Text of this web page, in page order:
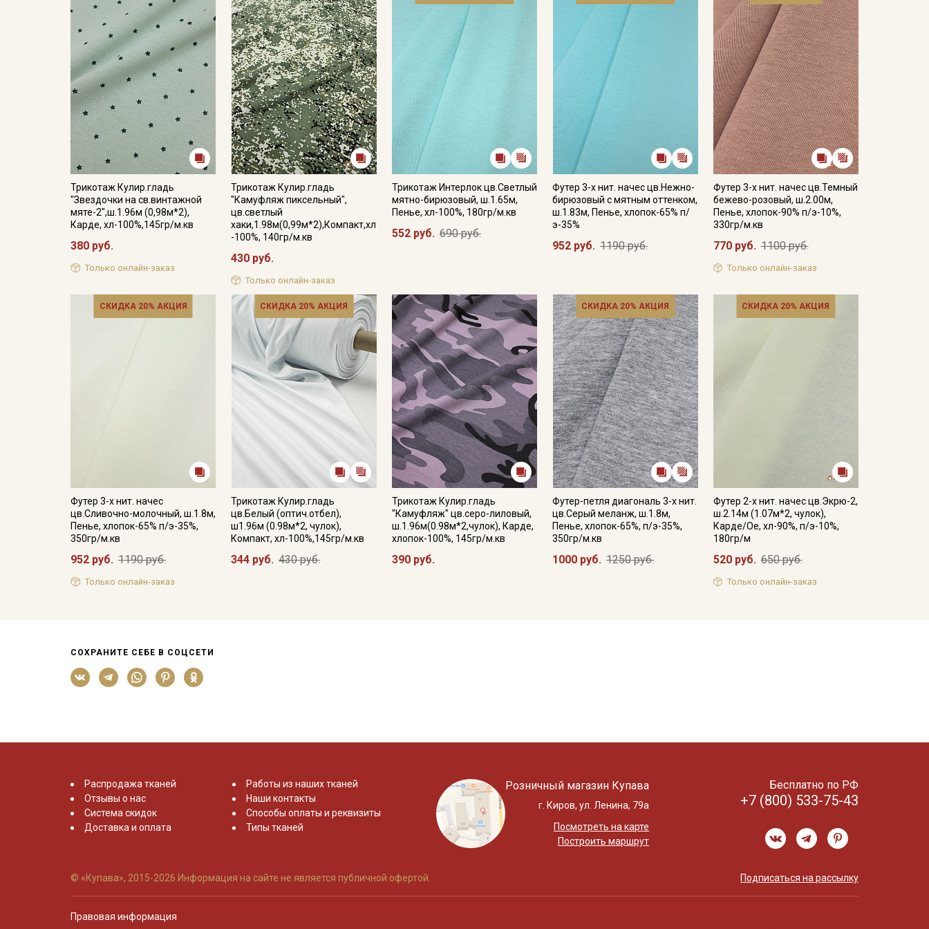
Трикотаж Кулир.гладь
"Звездочки на св.винтажной
мяте-2",ш.1.96м (0,98м*2),
Карде, хл-100%,145гр/м.кв
380 руб.
Только онлайн-заказ
Трикотаж Кулир.гладь
"Камуфляж пиксельный",
цв.светлый
хаки,1.98м(0,99м*2),Компакт,хл
-100%, 140гр/м.кв
430 руб.
Только онлайн-заказ
Трикотаж Интерлок цв.Светлый
мятно-бирюзовый, ш.1.65м,
Пенье, хл-100%, 180гр/м.кв
552 руб. 690 руб.
Футер 3-х нит. начес цв.Нежно-
бирюзовый с мятным оттенком,
ш.1.83м, Пенье, хлопок-65% п/
э-35%
952 руб. 1190 руб.
Футер 3-х нит. начес цв.Темный
бежево-розовый, ш.2.00м,
Пенье, хлопок-90% п/э-10%,
330гр/м.кв
770 руб. 1100 руб.
Только онлайн-заказ
СКИДКА 20% АКЦИЯ
Футер 3-х нит. начес
цв.Сливочно-молочный, ш.1.8м,
Пенье, хлопок-65% п/э-35%,
350гр/м.кв
952 руб. 1190 руб.
Только онлайн-заказ
СКИДКА 20% АКЦИЯ
Трикотаж Кулир.гладь
цв.Белый (оптич.отбел),
ш1.96м (0.98м*2, чулок),
Компакт, хл-100%,145гр/м.кв
344 руб. 430 руб.
Трикотаж Кулир.гладь
"Камуфляж" цв.серо-лиловый,
ш.1.96м(0.98м*2,чулок), Карде,
хлопок-100%, 145гр/м.кв
390 руб.
СКИДКА 20% АКЦИЯ
Футер-петля диагональ 3-х нит.
цв.Серый меланж, ш.1.8м,
Пенье, хлопок-65%, п/э-35%,
350гр/м.кв
1000 руб. 1250 руб.
СКИДКА 20% АКЦИЯ
Футер 2-х нит. начес цв.Экрю-2,
ш.2.14м (1.07м*2, чулок),
Карде/Ое, хл-90%, п/э-10%,
180гр/м
520 руб. 650 руб.
Только онлайн-заказ
СОХРАНИТЕ СЕБЕ В СОЦСЕТИ
Распродажа тканей
Отзывы о нас
Система скидок
Доставка и оплата
Работы из наших тканей
Наши контакты
Способы оплаты и реквизиты
Типы тканей
Розничный магазин Купава
г. Киров, ул. Ленина, 79а
Посмотреть на карте
Построить маршрут
Бесплатно по РФ
+7 (800) 533-75-43
© «Купава», 2015-2026 Информация на сайте не является публичной офертой. Подписаться на рассылку
Правовая информация
Электронная почта
Подписаться
Ознакомлен(а) с Политикой обработки персональных
данных
и даюСогласие на обработку персональных
данных
ДаюСогласие на получение рекламных и
информационных рассылок